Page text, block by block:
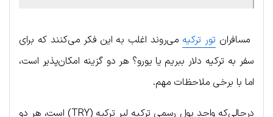
مسافران تور ترکیه می‌روند اغلب به این فکر می‌کنند که برای
سفر به ترکیه دلار ببریم یا یورو؟ هر دو گزینه امکان‌پذیر است،
اما با برخی ملاحظات مهم.
درحالی‌که واحد پول رسمی ترکیه لیر ترکیه (TRY) است، هر دو